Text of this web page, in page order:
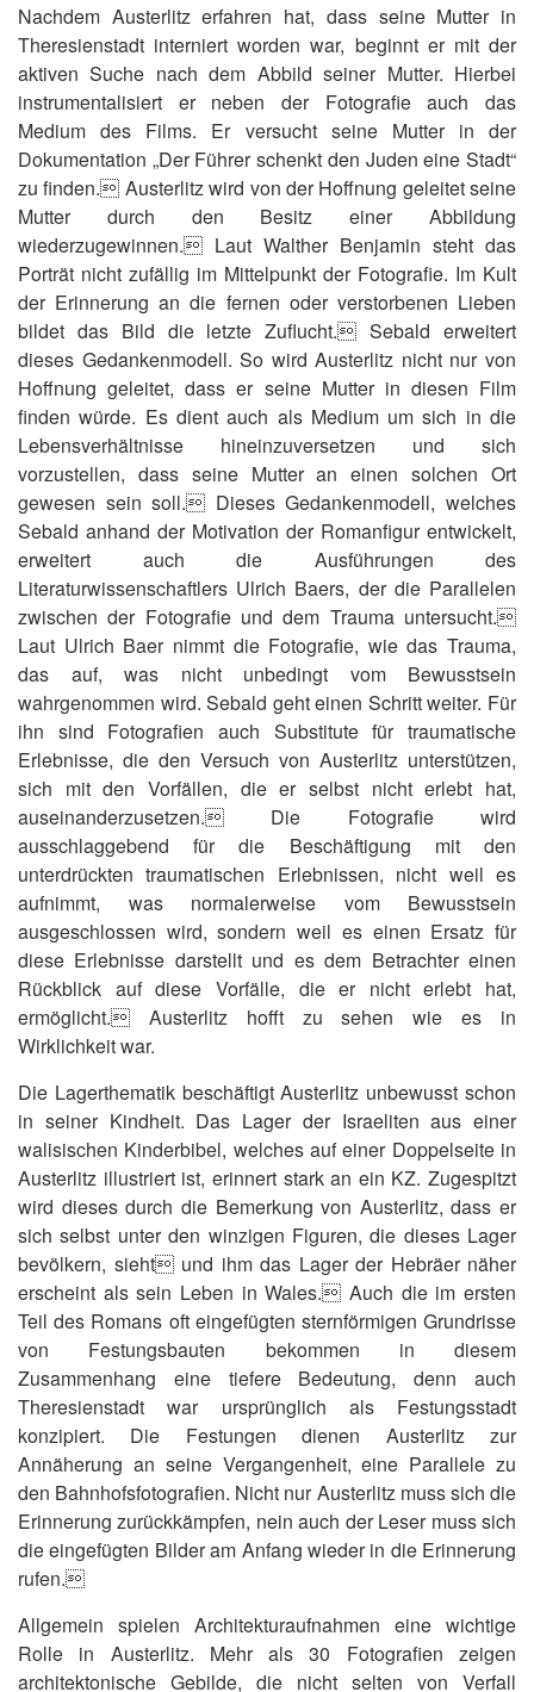
Nachdem Austerlitz erfahren hat, dass seine Mutter in
Theresienstadt interniert worden war, beginnt er mit der
aktiven Suche nach dem Abbild seiner Mutter. Hierbei
instrumentalisiert er neben der Fotografie auch das
Medium des Films. Er versucht seine Mutter in der
Dokumentation „Der Führer schenkt den Juden eine Stadt“
zu finden. Austerlitz wird von der Hoffnung geleitet seine
Mutter durch den Besitz einer Abbildung
wiederzugewinnen. Laut Walther Benjamin steht das
Porträt nicht zufällig im Mittelpunkt der Fotografie. Im Kult
der Erinnerung an die fernen oder verstorbenen Lieben
bildet das Bild die letzte Zuflucht. Sebald erweitert
dieses Gedankenmodell. So wird Austerlitz nicht nur von
Hoffnung geleitet, dass er seine Mutter in diesen Film
finden würde. Es dient auch als Medium um sich in die
Lebensverhältnisse hineinzuversetzen und sich
vorzustellen, dass seine Mutter an einen solchen Ort
gewesen sein soll. Dieses Gedankenmodell, welches
Sebald anhand der Motivation der Romanfigur entwickelt,
erweitert auch die Ausführungen des
Literaturwissenschaftlers Ulrich Baers, der die Parallelen
zwischen der Fotografie und dem Trauma untersucht.
Laut Ulrich Baer nimmt die Fotografie, wie das Trauma,
das auf, was nicht unbedingt vom Bewusstsein
wahrgenommen wird. Sebald geht einen Schritt weiter. Für
ihn sind Fotografien auch Substitute für traumatische
Erlebnisse, die den Versuch von Austerlitz unterstützen,
sich mit den Vorfällen, die er selbst nicht erlebt hat,
auseinanderzusetzen. Die Fotografie wird
ausschlaggebend für die Beschäftigung mit den
unterdrückten traumatischen Erlebnissen, nicht weil es
aufnimmt, was normalerweise vom Bewusstsein
ausgeschlossen wird, sondern weil es einen Ersatz für
diese Erlebnisse darstellt und es dem Betrachter einen
Rückblick auf diese Vorfälle, die er nicht erlebt hat,
ermöglicht. Austerlitz hofft zu sehen wie es in
Wirklichkeit war.
Die Lagerthematik beschäftigt Austerlitz unbewusst schon
in seiner Kindheit. Das Lager der Israeliten aus einer
walisischen Kinderbibel, welches auf einer Doppelseite in
Austerlitz illustriert ist, erinnert stark an ein KZ. Zugespitzt
wird dieses durch die Bemerkung von Austerlitz, dass er
sich selbst unter den winzigen Figuren, die dieses Lager
bevölkern, sieht und ihm das Lager der Hebräer näher
erscheint als sein Leben in Wales. Auch die im ersten
Teil des Romans oft eingefügten sternförmigen Grundrisse
von Festungsbauten bekommen in diesem
Zusammenhang eine tiefere Bedeutung, denn auch
Theresienstadt war ursprünglich als Festungsstadt
konzipiert. Die Festungen dienen Austerlitz zur
Annäherung an seine Vergangenheit, eine Parallele zu
den Bahnhofsfotografien. Nicht nur Austerlitz muss sich die
Erinnerung zurückkämpfen, nein auch der Leser muss sich
die eingefügten Bilder am Anfang wieder in die Erinnerung
rufen.
Allgemein spielen Architekturaufnahmen eine wichtige
Rolle in Austerlitz. Mehr als 30 Fotografien zeigen
architektonische Gebilde, die nicht selten von Verfall